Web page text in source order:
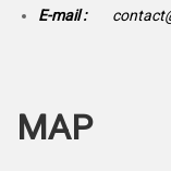
E-mail :
MAP